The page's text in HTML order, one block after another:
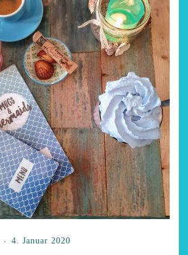
4. Januar 2020